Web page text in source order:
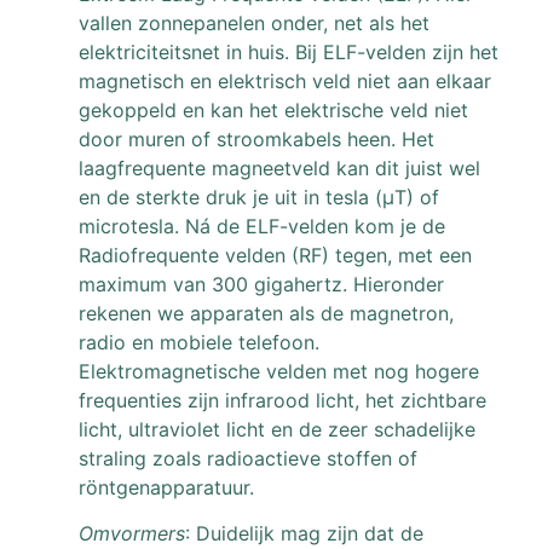
vallen zonnepanelen onder, net als het
elektriciteitsnet in huis. Bij ELF-velden zijn het
magnetisch en elektrisch veld niet aan elkaar
gekoppeld en kan het elektrische veld niet
door muren of stroomkabels heen. Het
laagfrequente magneetveld kan dit juist wel
en de sterkte druk je uit in tesla (μT) of
microtesla. Ná de ELF-velden kom je de
Radiofrequente velden (RF) tegen, met een
maximum van 300 gigahertz. Hieronder
rekenen we apparaten als de magnetron,
radio en mobiele telefoon.
Elektromagnetische velden met nog hogere
frequenties zijn infrarood licht, het zichtbare
licht, ultraviolet licht en de zeer schadelijke
straling zoals radioactieve stoffen of
röntgenapparatuur.
Omvormers: Duidelijk mag zijn dat de